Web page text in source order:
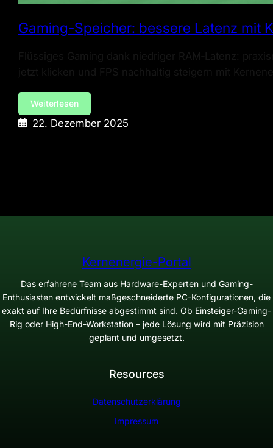
Gaming-Speicher: bessere Latenz mit
Weiterlesen
22. Dezember 2025
Kernenergie-Portal
Das erfahrene Team aus Hardware-Experten und Gaming-
Enthusiasten entwickelt maßgeschneiderte PC-Konfigurationen, die
exakt auf Ihre Bedürfnisse abgestimmt sind. Ob Einsteiger-Gaming-
Rig oder High-End-Workstation – jede Lösung wird mit Präzision
geplant und umgesetzt.
Resources
Datenschutzerklärung
Impressum